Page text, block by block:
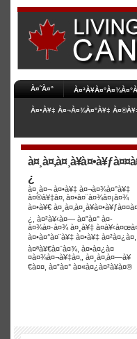
À¤˜À¤°
À¤•À¥‡ À¤¬À¤¾À¤°À¥‡
¿
à¤¸à¤¬ à¤•à¥‡ à¤¬à¤¾à¤°à¥‡
à¤®à¥‡à¤‚ à¤•à¤¨à¤¾à¤¡à¤¾
à¤•à¥€
¿, à¤²à¥‹à¤— à¤”à¤° à¤­
à¤¾à¤·à¤¾ à¤¸à¥‡
à¤•à¤°à¤¨à¥‡ à¤•à¥‡ à¤²à¤¿à¤,
à¤ªà¥€à¤¨à¤¾, à¤•à¤¿à¤
¤à¤¾à¤¬à¥‡à¤‚, à¤¸à¤‚à¤—à¥
€à¤¤, à¤”à¤° à¤«à¤¿à¤²à¥à¤®